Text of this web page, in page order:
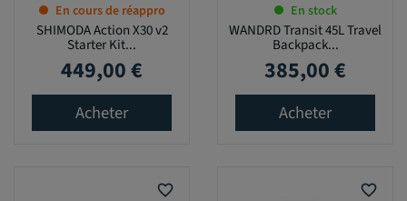
En cours de réappro
SHIMODA Action X30 v2
Starter Kit...
Prix
449,00 €
Acheter
En stock
WANDRD Transit 45L Travel
Backpack...
Prix
385,00 €
Acheter
favorite_border favorite_border